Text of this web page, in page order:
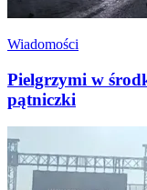
Wiadomości
Pielgrzymi w
pątniczki